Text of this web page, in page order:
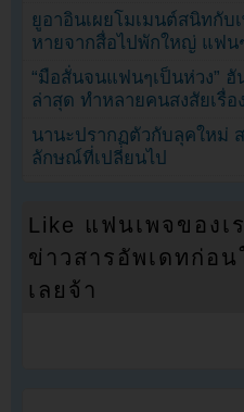
ยูอาอินเผยโมเมนต์สนิทกับ
หายจากสื่อไปพักใหญ่ แฟน
“มือสั่นจนแฟนๆเป็นห่วง” ฮั
ล่าสุด ทำหลายคนสงสัยเรื่อ
นานะปรากฏตัวกับลุคใหม่
ลักษณ์ที่เปลี่ยนไป
Like แฟนเพจของเ
ข่าวสารอัพเดทก่อน
เลยจ้า